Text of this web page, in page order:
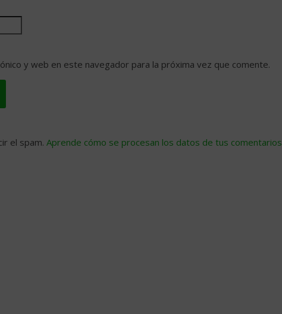
y web en este navegador para la próxima vez que comente.
el spam. Aprende cómo se procesan los datos de tus comentarios